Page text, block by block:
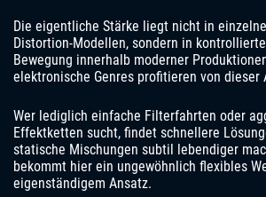
Die eigentliche Stärke liegt nicht in
Distortion-Modellen, sondern in
Bewegung innerhalb moderner
elektronische Genres profitieren von dieser
Wer lediglich einfache Filterfahrten oder
Effektketten sucht, findet schnellere
statische Mischungen subtil lebendiger
bekommt hier ein ungewöhnlich flexibles
eigenständigem Ansatz.